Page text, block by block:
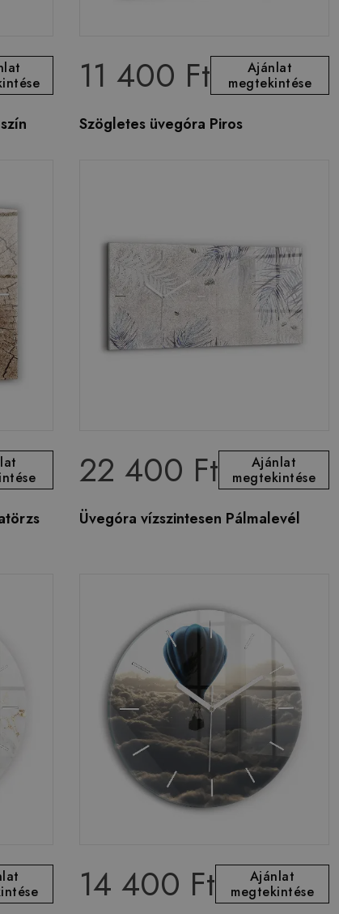
11 400 Ft
Ajánlat
megtekintése
Szögletes üvegóra Piros
22 400 Ft
Ajánlat
megtekintése
Üvegóra vízszintesen Pálmalevél
14 400 Ft
Ajánlat
megtekintése